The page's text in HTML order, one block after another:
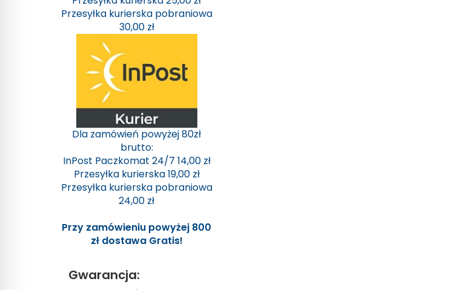
Przesyłka kurierska pobraniowa
30,00 zł
Dla zamówień powyżej 80zł
brutto:
InPost Paczkomat 24/7 14,00 zł
Przesyłka kurierska 19,00 zł
Przesyłka kurierska pobraniowa
24,00 zł
Przy zamówieniu powyżej 800
zł dostawa Gratis!
Gwarancja: